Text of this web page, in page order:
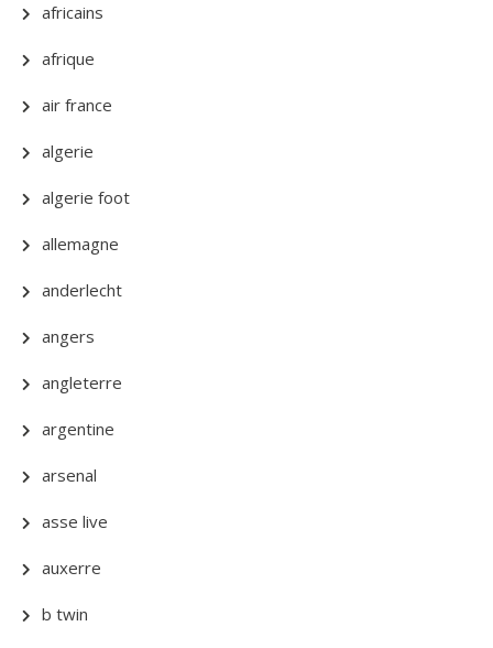
africains
afrique
air france
algerie
algerie foot
allemagne
anderlecht
angers
angleterre
argentine
arsenal
asse live
auxerre
b twin